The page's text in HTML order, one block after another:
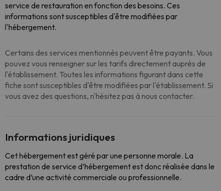
service de restauration en fonction des besoins. Ces
informations sont susceptibles d'être modifiées par
l'hébergement.
Certains des services mentionnés peuvent être payants. Vous
pouvez vous renseigner sur les tarifs directement auprès de
l'établissement. Toutes les informations figurant dans cette
fiche sont susceptibles d'être modifiées par l'établissement. Si
vous avez des questions, n'hésitez pas à nous contacter.
Informations juridiques
Cet hébergement est géré par une personne morale. La
prestation de service d’hébergement est donc réalisée dans le
cadre d’une activité commerciale ou professionnelle.